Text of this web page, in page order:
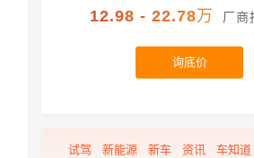
12.98 - 22.78万 厂商
询底价
试驾 新能源 新车 资讯 车知道